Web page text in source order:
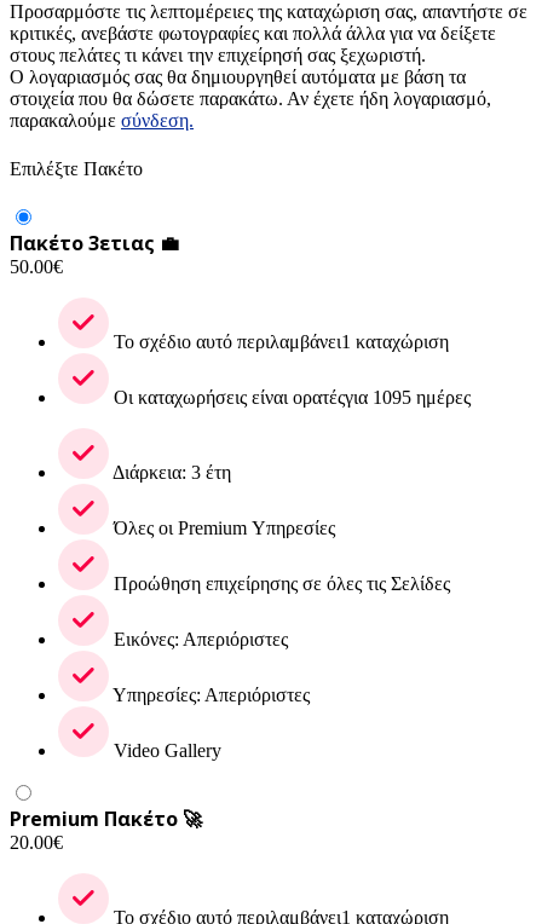
Προσαρμόστε τις λεπτομέρειες της καταχώριση σας, απαντήστε σε
κριτικές, ανεβάστε φωτογραφίες και πολλά άλλα για να δείξετε
στους πελάτες τι κάνει την επιχείρησή σας ξεχωριστή.
Ο λογαριασμός σας θα δημιουργηθεί αυτόματα με βάση τα
στοιχεία που θα δώσετε παρακάτω. Αν έχετε ήδη λογαριασμό,
παρακαλούμε σύνδεση.
Επιλέξτε Πακέτο
Πακέτο 3ετιας 💼
50.00€
Το σχέδιο αυτό περιλαμβάνει1 καταχώριση
Οι καταχωρήσεις είναι ορατέςγια 1095 ημέρες
Διάρκεια: 3 έτη
Όλες οι Premium Υπηρεσίες
Προώθηση επιχείρησης σε όλες τις Σελίδες
Εικόνες: Απεριόριστες
Υπηρεσίες: Απεριόριστες
Video Gallery
Premium Πακέτο 🚀
20.00€
Το σχέδιο αυτό περιλαμβάνει1 καταχώριση